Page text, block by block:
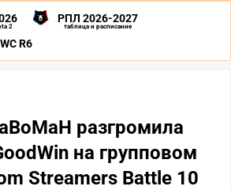
2
РПЛ 2026-2027
таблица и расписание
R6
разгромила
на групповом
Streamers Battle 10